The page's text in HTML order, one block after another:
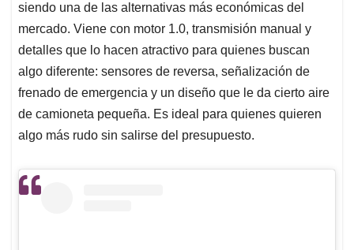
siendo una de las alternativas más económicas del
mercado. Viene con motor 1.0, transmisión manual y
detalles que lo hacen atractivo para quienes buscan
algo diferente: sensores de reversa, señalización de
frenado de emergencia y un diseño que le da cierto aire
de camioneta pequeña. Es ideal para quienes quieren
algo más rudo sin salirse del presupuesto.